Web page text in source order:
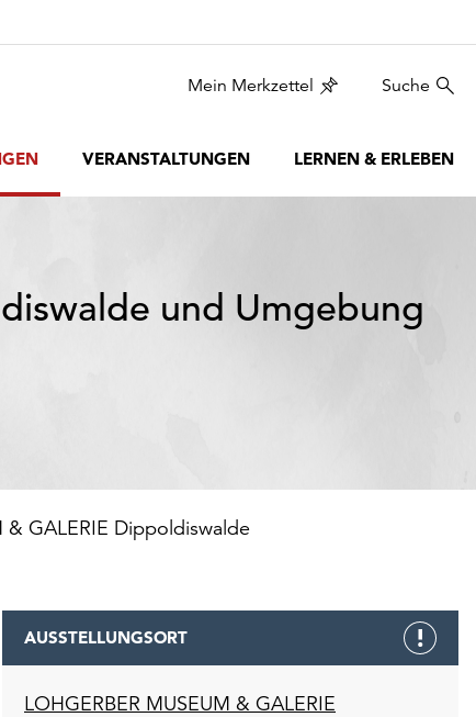
Mein Merkzettel Suche
VERANSTALTUNGEN LERNEN & ERLEBEN
und Umgebung
& GALERIE Dippoldiswalde
AUSSTELLUNGSORT
LOHGERBER MUSEUM & GALERIE